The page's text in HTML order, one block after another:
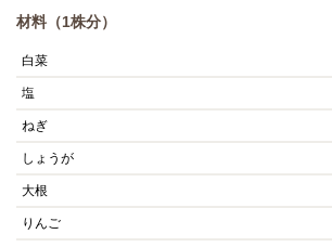
材料（1株分）
白菜
塩
ねぎ
しょうが
大根
りんご